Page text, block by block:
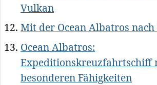
Vulkan
Mit der Ocean Albatros
Ocean Albatros:
Expeditionskreuzfahrtschiff
besonderen Fähigkeiten